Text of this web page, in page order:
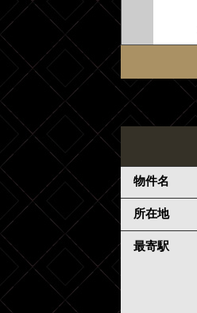
物件名
所在地
最寄駅